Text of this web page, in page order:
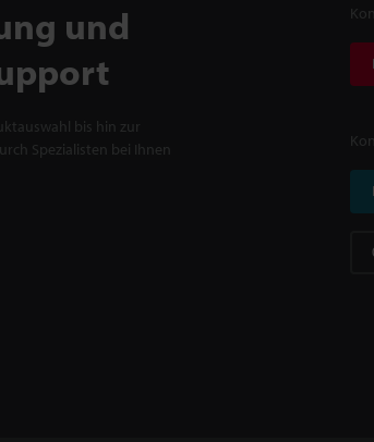
und
bis hin zur
Spezialisten bei Ihnen